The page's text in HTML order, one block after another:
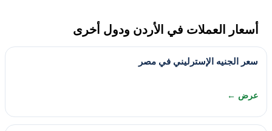
أسعار العملات في الأردن ودول أخرى
سعر الجنيه الإسترليني في مصر
عرض ←